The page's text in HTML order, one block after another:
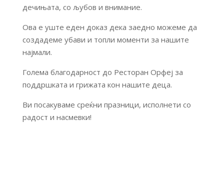
дечињата, со љубов и внимание.
Ова е уште еден доказ дека заедно можеме да
создадеме убави и топли моменти за нашите
најмали.
Голема благодарност до Ресторан Орфеј за
поддршката и грижата кон нашите деца.
Ви посакуваме среќни празници, исполнети со
радост и насмевки!